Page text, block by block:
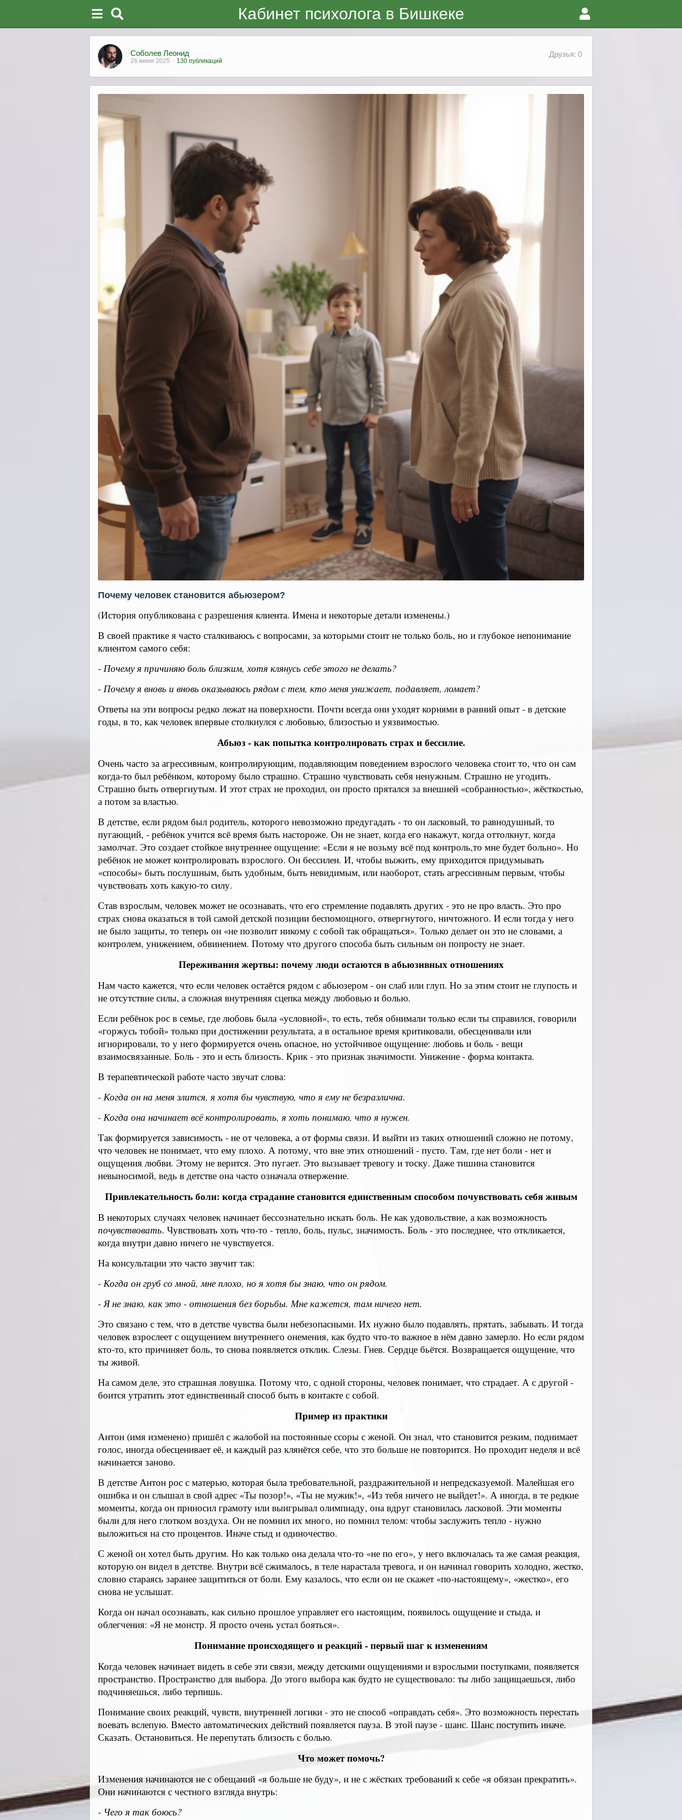
Кабинет психолога в Бишкеке
Соболев Леонид
26 июня 2025 · 130 публикаций
Друзья: 0
Почему человек становится абьюзером?
(История опубликована с разрешения клиента. Имена и некоторые детали изменены.)
В своей практике я часто сталкиваюсь с вопросами, за которыми стоит не только боль, но и глубокое непонимание
клиентом самого себя:
- Почему я причиняю боль близким, хотя клянусь себе этого не делать?
- Почему я вновь и вновь оказываюсь рядом с тем, кто меня унижает, подавляет, ломает?
Ответы на эти вопросы редко лежат на поверхности. Почти всегда они уходят корнями в ранний опыт - в детские
годы, в то, как человек впервые столкнулся с любовью, близостью и уязвимостью.
Абьюз - как попытка контролировать страх и бессилие.
Очень часто за агрессивным, контролирующим, подавляющим поведением взрослого человека стоит то, что он сам
когда-то был ребёнком, которому было страшно. Страшно чувствовать себя ненужным. Страшно не угодить.
Страшно быть отвергнутым. И этот страх не проходил, он просто прятался за внешней «собранностью», жёсткостью,
а потом за властью.
В детстве, если рядом был родитель, которого невозможно предугадать - то он ласковый, то равнодушный, то
пугающий, - ребёнок учится всё время быть настороже. Он не знает, когда его накажут, когда оттолкнут, когда
замолчат. Это создает стойкое внутреннее ощущение: «Если я не возьму всё под контроль,то мне будет больно». Но
ребёнок не может контролировать взрослого. Он бессилен. И, чтобы выжить, ему приходится придумывать
«способы» быть послушным, быть удобным, быть невидимым, или наоборот, стать агрессивным первым, чтобы
чувствовать хоть какую-то силу.
Став взрослым, человек может не осознавать, что его стремление подавлять других - это не про власть. Это про
страх снова оказаться в той самой детской позиции беспомощного, отвергнутого, ничтожного. И если тогда у него
не было защиты, то теперь он «не позволит никому с собой так обращаться». Только делает он это не словами, а
контролем, унижением, обвинением. Потому что другого способа быть сильным он попросту не знает.
Переживания жертвы: почему люди остаются в абьюзивных отношениях
Нам часто кажется, что если человек остаётся рядом с абьюзером - он слаб или глуп. Но за этим стоит не глупость и
не отсутствие силы, а сложная внутренняя сцепка между любовью и болью.
Если ребёнок рос в семье, где любовь была «условной», то есть, тебя обнимали только если ты справился, говорили
«горжусь тобой» только при достижении результата, а в остальное время критиковали, обесценивали или
игнорировали, то у него формируется очень опасное, но устойчивое ощущение: любовь и боль - вещи
взаимосвязанные. Боль - это и есть близость. Крик - это признак значимости. Унижение - форма контакта.
В терапевтической работе часто звучат слова:
- Когда он на меня злится, я хотя бы чувствую, что я ему не безразлична.
- Когда она начинает всё контролировать, я хоть понимаю, что я нужен.
Так формируется зависимость - не от человека, а от формы связи. И выйти из таких отношений сложно не потому,
что человек не понимает, что ему плохо. А потому, что вне этих отношений - пусто. Там, где нет боли - нет и
ощущения любви. Этому не верится. Это пугает. Это вызывает тревогу и тоску. Даже тишина становится
невыносимой, ведь в детстве она часто означала отвержение.
Привлекательность боли: когда страдание становится единственным способом почувствовать себя живым
В некоторых случаях человек начинает бессознательно искать боль. Не как удовольствие, а как возможность
почувствовать. Чувствовать хоть что-то - тепло, боль, пульс, значимость. Боль - это последнее, что откликается,
когда внутри давно ничего не чувствуется.
На консультации это часто звучит так:
- Когда он груб со мной, мне плохо, но я хотя бы знаю, что он рядом.
- Я не знаю, как это - отношения без борьбы. Мне кажется, там ничего нет.
Это связано с тем, что в детстве чувства были небезопасными. Их нужно было подавлять, прятать, забывать. И тогда
человек взрослеет с ощущением внутреннего онемения, как будто что-то важное в нём давно замерло. Но если рядом
кто-то, кто причиняет боль, то снова появляется отклик. Слезы. Гнев. Сердце бьётся. Возвращается ощущение, что
ты живой.
На самом деле, это страшная ловушка. Потому что, с одной стороны, человек понимает, что страдает. А с другой -
боится утратить этот единственный способ быть в контакте с собой.
Пример из практики
Антон (имя изменено) пришёл с жалобой на постоянные ссоры с женой. Он знал, что становится резким, поднимает
голос, иногда обесценивает её, и каждый раз клянётся себе, что это больше не повторится. Но проходит неделя и всё
начинается заново.
В детстве Антон рос с матерью, которая была требовательной, раздражительной и непредсказуемой. Малейшая его
ошибка и он слышал в свой адрес «Ты позор!», «Ты не мужик!», «Из тебя ничего не выйдет!». А иногда, в те редкие
моменты, когда он приносил грамоту или выигрывал олимпиаду, она вдруг становилась ласковой. Эти моменты
были для него глотком воздуха. Он не помнил их много, но помнил телом: чтобы заслужить тепло - нужно
выложиться на сто процентов. Иначе стыд и одиночество.
С женой он хотел быть другим. Но как только она делала что-то «не по его», у него включалась та же самая реакция,
которую он видел в детстве. Внутри всё сжималось, в теле нарастала тревога, и он начинал говорить холодно, жестко,
словно стараясь заранее защититься от боли. Ему казалось, что если он не скажет «по-настоящему», «жестко», его
снова не услышат.
Когда он начал осознавать, как сильно прошлое управляет его настоящим, появилось ощущение и стыда, и
облегчения: «Я не монстр. Я просто очень устал бояться».
Понимание происходящего и реакций - первый шаг к изменениям
Когда человек начинает видеть в себе эти связи, между детскими ощущениями и взрослыми поступками, появляется
пространство. Пространство для выбора. До этого выбора как будто не существовало: ты либо защищаешься, либо
подчиняешься, либо терпишь.
Понимание своих реакций, чувств, внутренней логики - это не способ «оправдать себя». Это возможность перестать
воевать вслепую. Вместо автоматических действий появляется пауза. В этой паузе - шанс. Шанс поступить иначе.
Сказать. Остановиться. Не перепутать близость с болью.
Что может помочь?
Изменения начинаются не с обещаний «я больше не буду», и не с жёстких требований к себе «я обязан прекратить».
Они начинаются с честного взгляда внутрь:
- Чего я так боюсь?